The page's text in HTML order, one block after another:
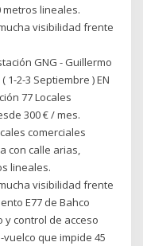
lineales.
visibilidad frente
GNG - Guillermo
( 1-2-3 Septiembre ) EN
77 Locales
300 € / mes.
comerciales
con calle arias,
lineales.
visibilidad frente
E77 de Bahco
control de acceso
que impide 45